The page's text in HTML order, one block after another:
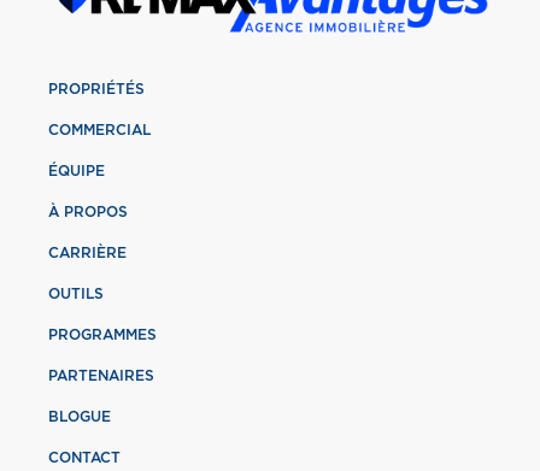
PROPRIÉTÉS
COMMERCIAL
ÉQUIPE
À PROPOS
CARRIÈRE
OUTILS
PROGRAMMES
PARTENAIRES
BLOGUE
CONTACT